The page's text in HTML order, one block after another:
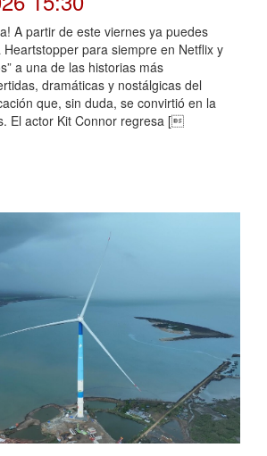
A partir de este viernes ya puedes
para siempre en Netflix y
a una de las historias más
dramáticas y nostálgicas del
que, sin duda, se convirtió en la
El actor Kit Connor regresa [